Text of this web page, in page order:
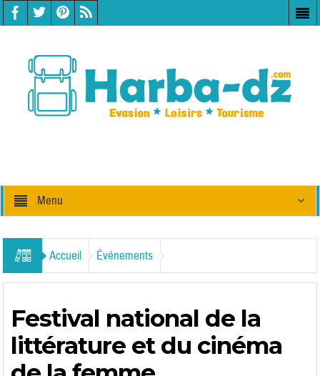
Menu
Accueil Événements
Festival national de la
littérature et du cinéma